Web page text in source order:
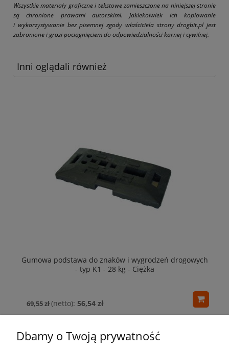
Wszystkie materiały graficzne i tekstowe zamieszczone na niniejszej stronie
są chronione prawami autorskimi. Jakiekolwiek ich kopiowanie
i wykorzystywanie bez pisemnej zgody właściciela strony drogbit.pl jest
zabronione i grozi pociągnięciem do odpowiedzialności karnej i cywilnej.
Inni oglądali również
Gumowa podstawa do znaków i wygrodzeń drogowych
- typ K1 - 28 kg - Ciężka
69,55 zł 56,54 zł
Dbamy o Twoją prywatność